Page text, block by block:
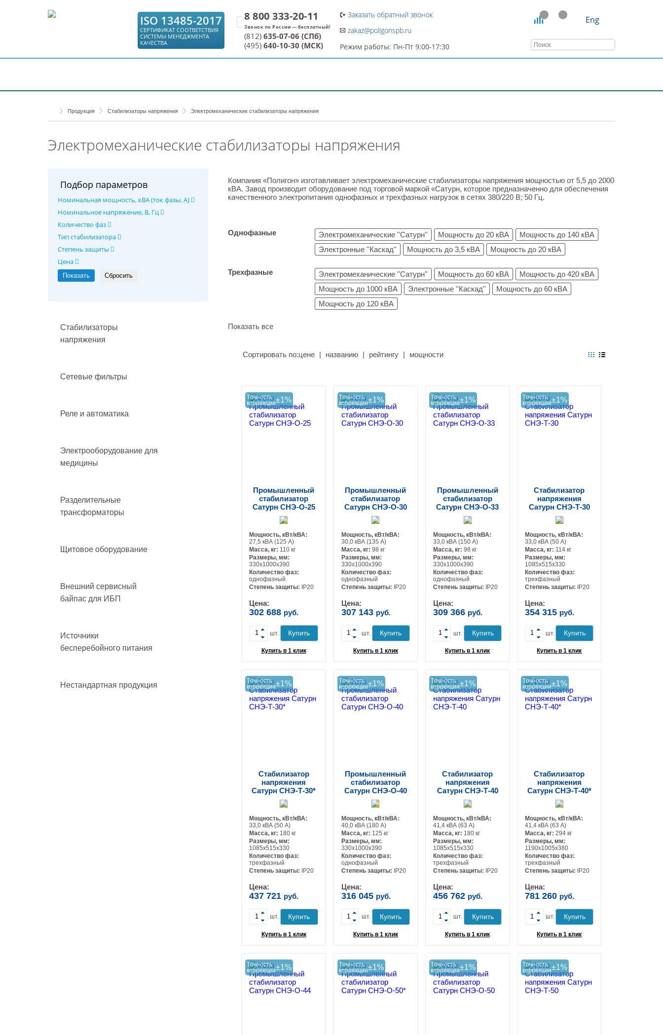
ISO 13485-2017
СЕРТИФИКАТ СООТВЕТСТВИЯ
СИСТЕМЫ МЕНЕДЖМЕНТА
КАЧЕСТВА
8 800 333-20-11
(812) 635-07-06 (СПб)
(495) 640-10-30 (МСК)
Заказать обратный звонок
zakaz@poligonspb.ru
Режим работы: Пн-Пт 9:00-17:30
Eng
Продукция Стабилизаторы напряжения Электромеханические стабилизаторы напряжения
Электромеханические стабилизаторы напряжения
Подбор параметров
Номинальная мощность, кВА (ток фазы, А)
Номинальное напряжение, В, Гц
Количество фаз
Тип стабилизатора
Степень защиты
Цена
Стабилизаторы
напряжения
Сетевые фильтры
Реле и автоматика
Электрооборудование для
медицины
Разделительные
трансформаторы
Щитовое оборудование
Внешний сервисный
байпас для ИБП
Источники
бесперебойного питания
Нестандартная продукция
Компания «Полигон» изготавливает электромеханические стабилизаторы напряжения мощностью от 5,5 до 2000
кВА. Завод производит оборудование под торговой маркой «Сатурн, которое предназначенно для обеспечения
качественного электропитания однофазных и трехфазных нагрузок в сетях 380/220 В; 50 Гц.
Однофазные Электромеханические ''Сатурн'' Мощность до 20 кВА
Мощность до 140 кВА
Электронные ''Каскад''
Мощность до 3,5 кВА Мощность до 20 кВА
Трехфазные Электромеханические ''Сатурн'' Мощность до 60 кВА
Мощность до 420 кВА
Мощность до 1000 кВА
Электронные ''Каскад''
Мощность до 60 кВА
Мощность до 120 кВА
Показать все
Сортировать по:цене | названию | рейтингу | мощности
Tочность
коррекции±1%
Промышленный
стабилизатор
Сатурн СНЭ-О-25
Мощность, кВт/кВА:
27,5 кВА (125 А)
Масса, кг: 110 кг
Размеры, мм:
330х1000х390
Количество фаз:
однофазный
Степень защиты:
IP20
Цена:
302 688 руб.
-
+
шт. Купить
Купить в 1 клик
Tочность
коррекции±1%
Промышленный
стабилизатор
Сатурн СНЭ-О-30
Мощность, кВт/кВА:
30,0 кВА (135 А)
Масса, кг: 98 кг
Размеры, мм:
330х1000х390
Количество фаз:
однофазный
Степень защиты:
IP20
Цена:
307 143 руб.
-
+
шт. Купить
Купить в 1 клик
Tочность
коррекции±1%
Промышленный
стабилизатор
Сатурн СНЭ-О-33
Мощность, кВт/кВА:
33,0 кВА (150 А)
Масса, кг: 98 кг
Размеры, мм:
330х1000х390
Количество фаз:
однофазный
Степень защиты:
IP20
Цена:
309 366 руб.
-
+
шт. Купить
Купить в 1 клик
Tочность
коррекции±1%
Стабилизатор
напряжения
Сатурн СНЭ-Т-30
Мощность, кВт/кВА:
33,0 кВА (50 А)
Масса, кг: 114 кг
Размеры, мм:
1085х515х330
Количество фаз:
трехфазный
Степень защиты:
IP20
Цена:
354 315 руб.
-
+
шт. Купить
Купить в 1 клик
Tочность
коррекции±1%
Стабилизатор
напряжения
Сатурн СНЭ-Т-30*
Мощность, кВт/кВА:
33,0 кВА (50 А)
Масса, кг: 180 кг
Размеры, мм:
1085х515х330
Количество фаз:
трехфазный
Степень защиты: IP20
Цена:
437 721 руб.
-
+
шт. Купить
Купить в 1 клик
Tочность
коррекции±1%
Промышленный
стабилизатор
Сатурн СНЭ-О-40
Мощность, кВт/кВА:
40,0 кВА (180 А)
Масса, кг: 125 кг
Размеры, мм:
330х1000х390
Количество фаз:
однофазный
Степень защиты: IP20
Цена:
316 045 руб.
-
+
шт. Купить
Купить в 1 клик
Tочность
коррекции±1%
Стабилизатор
напряжения
Сатурн СНЭ-Т-40
Мощность, кВт/кВА:
41,4 кВА (63 А)
Масса, кг: 180 кг
Размеры, мм:
1085х515х330
Количество фаз:
трехфазный
Степень защиты: IP20
Цена:
456 762 руб.
-
+
шт. Купить
Купить в 1 клик
Tочность
коррекции±1%
Стабилизатор
напряжения
Сатурн СНЭ-Т-40*
Мощность, кВт/кВА:
41,4 кВА (63 А)
Масса, кг:294 кг
Размеры, мм:
1190х1005х380
Количество фаз:
трехфазный
Степень защиты: IP20
Цена:
781 260 руб.
-
+
шт. Купить
Купить в 1 клик
Tочность
коррекции±1%
Tочность
коррекции±1%
Tочность
коррекции±1%
Tочность
коррекции±1%